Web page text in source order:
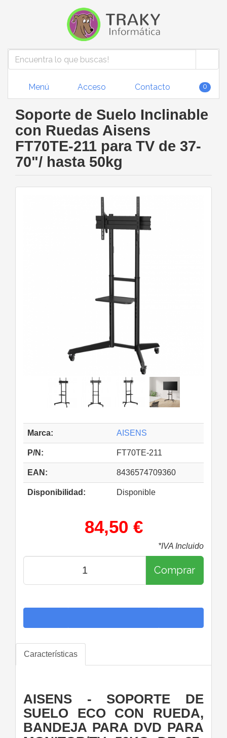
Menú Acceso Contacto 0
Soporte de Suelo Inclinable
con Ruedas Aisens
FT70TE-211 para TV de 37-
70"/ hasta 50kg
Marca: AISENS
P/N: FT70TE-211
EAN: 8436574709360
Disponibilidad: Disponible
84,50 €
*IVA Incluido
Comprar
Características
AISENS - SOPORTE DE
SUELO ECO CON RUEDA,
BANDEJA PARA DVD PARA